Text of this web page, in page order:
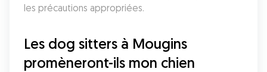
les précautions appropriées.
Les dog sitters à Mougins
promèneront-ils mon chien